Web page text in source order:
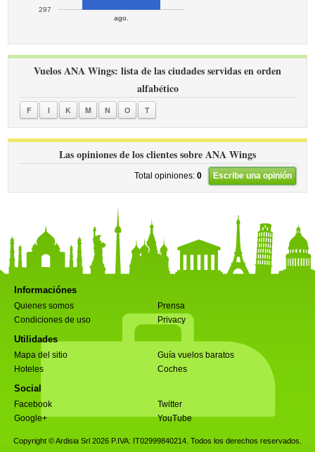
ago.
297
Vuelos ANA Wings: lista de las ciudades servidas en orden
alfabético
F I K M N O T
Las opiniones de los clientes sobre ANA Wings
Total opiniones: 0 Escribe una opinión
Informaciónes
Quienes somos
Prensa
Condiciones de uso
Privacy
Utilidades
Mapa del sitio
Guía vuelos baratos
Hoteles
Coches
Social
Facebook
Twitter
Google+
YouTube
Copyright © Ardisia Srl 2026 P.IVA: IT02999840214. Todos los derechos reservados.